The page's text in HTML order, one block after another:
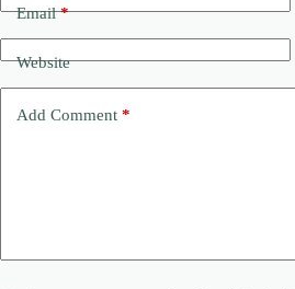
Email*
Website
Add Comment *